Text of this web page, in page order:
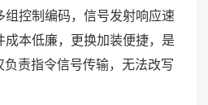
组控制编码，信号发射响应速
本低廉，更换加装便捷，是
责指令信号传输，无法改写